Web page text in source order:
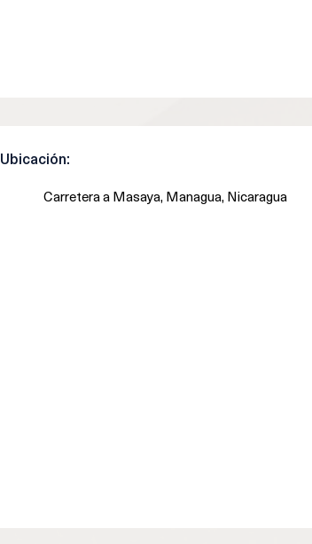
Ubicación:
Carretera a Masaya, Managua, Nicaragua